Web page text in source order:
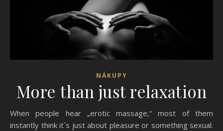
NÁKUPY
More than just relaxation
When people hear „erotic massage,“ most of them
instantly think it`s just about pleasure or something sexual.